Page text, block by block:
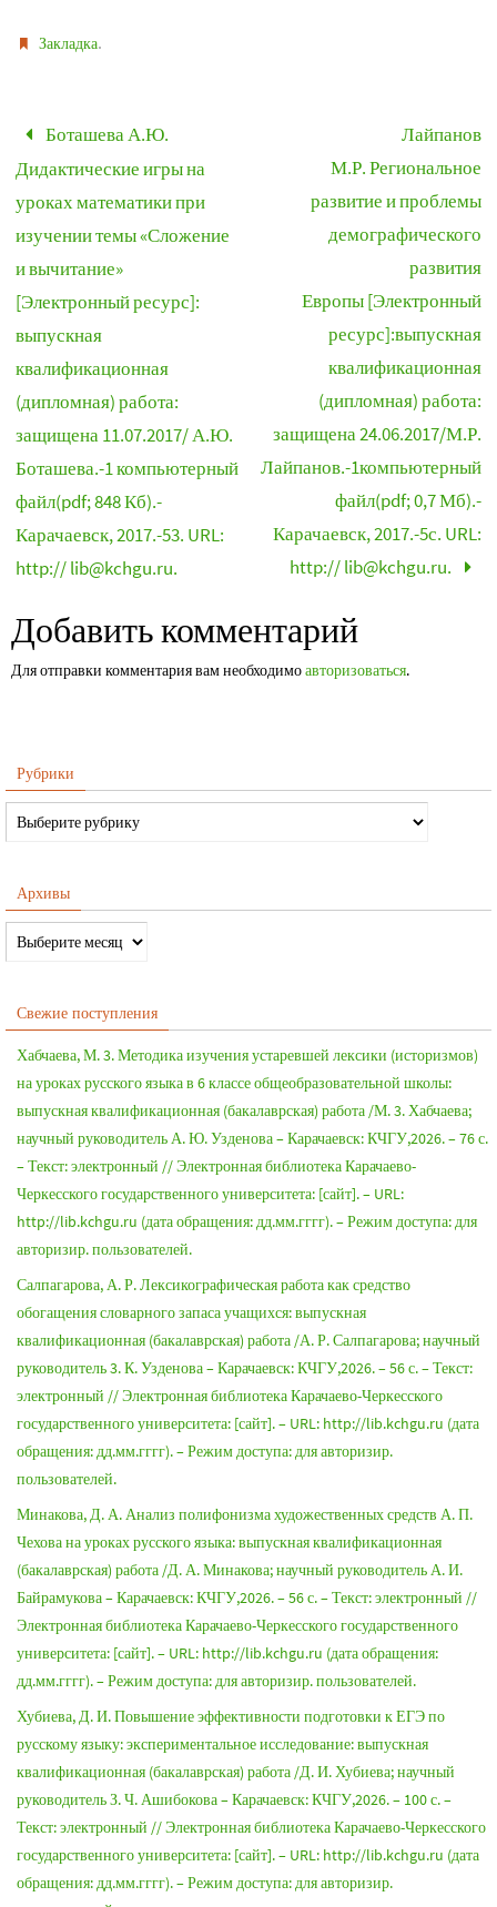
Закладка.
Боташева А.Ю.
Дидактические игры на
уроках математики при
изучении темы «Сложение
и вычитание»
[Электронный ресурс]:
выпускная
квалификационная
(дипломная) работа:
защищена 11.07.2017/ А.Ю.
Боташева.-1 компьютерный
файл(pdf; 848 Кб).-
Карачаевск, 2017.-53. URL:
http:// lib@kchgu.ru.
Лайпанов
М.Р. Региональное
развитие и проблемы
демографического
развития
Европы [Электронный
ресурс]:выпускная
квалификационная
(дипломная) работа:
защищена 24.06.2017/М.Р.
Лайпанов.-1компьютерный
файл(pdf; 0,7 Мб).-
Карачаевск, 2017.-5с. URL:
http:// lib@kchgu.ru.
Добавить комментарий
Для отправки комментария вам необходимоавторизоваться.
Рубрики
Архивы
Свежие поступления
Хабчаева, М. 3. Методика изучения устаревшей лексики (историзмов)
на уроках русского языка в 6 классе общеобразовательной школы:
выпускная квалификационная (бакалаврская) работа /М. 3. Хабчаева;
научный руководитель А. Ю. Узденова – Карачаевск: КЧГУ,2026. – 76 с.
– Текст: электронный // Электронная библиотека Карачаево-
Черкесского государственного университета: [сайт]. – URL:
http://lib.kchgu.ru (дата обращения: дд.мм.гггг). – Режим доступа: для
авторизир. пользователей.
Салпагарова, А. Р. Лексикографическая работа как средство
обогащения словарного запаса учащихся: выпускная
квалификационная (бакалаврская) работа /А. Р. Салпагарова; научный
руководитель 3. К. Узденова – Карачаевск: КЧГУ,2026. – 56 с. – Текст:
электронный // Электронная библиотека Карачаево-Черкесского
государственного университета: [сайт]. – URL: http://lib.kchgu.ru (дата
обращения: дд.мм.гггг). – Режим доступа: для авторизир.
пользователей.
Минакова, Д. А. Анализ полифонизма художественных средств А. П.
Чехова на уроках русского языка: выпускная квалификационная
(бакалаврская) работа /Д. А. Минакова; научный руководитель А. И.
Байрамукова – Карачаевск: КЧГУ,2026. – 56 с. – Текст: электронный //
Электронная библиотека Карачаево-Черкесского государственного
университета: [сайт]. – URL: http://lib.kchgu.ru (дата обращения:
дд.мм.гггг). – Режим доступа: для авторизир. пользователей.
Хубиева, Д. И. Повышение эффективности подготовки к ЕГЭ по
русскому языку: экспериментальное исследование: выпускная
квалификационная (бакалаврская) работа /Д. И. Хубиева; научный
руководитель З. Ч. Ашибокова – Карачаевск: КЧГУ,2026. – 100 с. –
Текст: электронный // Электронная библиотека Карачаево-Черкесского
государственного университета: [сайт]. – URL: http://lib.kchgu.ru (дата
обращения: дд.мм.гггг). – Режим доступа: для авторизир.